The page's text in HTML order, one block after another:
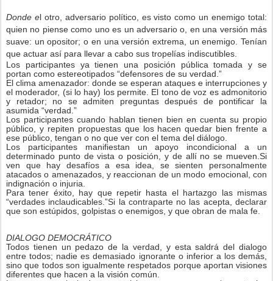
Donde el otro, adversario político, es visto como un enemigo total:
quien no piense como uno es un adversario o, en una versión más
suave: un opositor; o en una versión extrema, un enemigo. Tenían
que actuar así para llevar a cabo sus tropelías indiscutibles.
Los participantes ya tienen una posición pública tomada y se
portan como estereotipados “defensores de su verdad.”
El clima amenazador: donde se esperan ataques e interrupciones y
el moderador, (si lo hay) los permite. El tono de voz es admonitorio
y retador; no se admiten preguntas después de pontificar la
asumida “verdad.”
Los participantes cuando hablan tienen bien en cuenta su propio
público, y repiten propuestas que los hacen quedar bien frente a
ese público, tengan o no que ver con el tema del diálogo.
Los participantes manifiestan un apoyo incondicional a un
determinado punto de vista o posición, y de allí no se mueven.Si
ven que hay desafíos a esa idea, se sienten personalmente
atacados o amenazados, y reaccionan de un modo emocional, con
indignación o injuria.
Para tener éxito, hay que repetir hasta el hartazgo las mismas
“verdades inclaudicables.”Si la contraparte no las acepta, declarar
que son estúpidos, golpistas o enemigos, y que obran de mala fe.
DIALOGO DEMOCRÁTICO
Todos tienen un pedazo de la verdad, y esta saldrá del dialogo
entre todos; nadie es demasiado ignorante o inferior a los demás,
sino que todos son igualmente respetados porque aportan visiones
diferentes que hacen a la visión común.